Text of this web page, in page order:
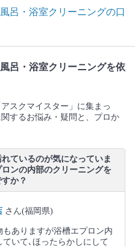
呂・浴室クリーニングの口
呂・浴室クリーニングを依
スクマイスター」に集まっ
するお悩み・疑問と、プロか
ているのが気になっていま
ンの内部のクリーニングを
か？
さん(福岡県)
ありますが浴槽エプロン内
いて､ほったらかしにして